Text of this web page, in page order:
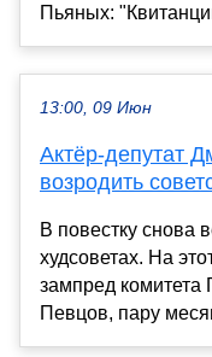
Пьяных:
13:00, 09 Июн
Актёр-депутат
возродить
В повестку снова
худсоветах. На
зампред комитета
Певцов, пару